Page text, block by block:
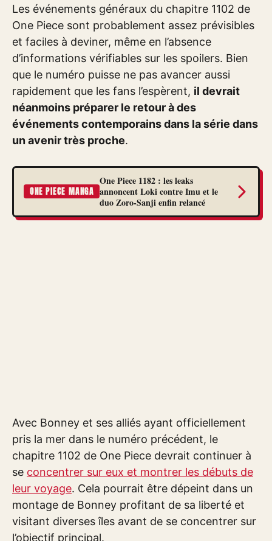
Les événements généraux du chapitre 1102 de
One Piece sont probablement assez prévisibles
et faciles à deviner, même en l’absence
d’informations vérifiables sur les spoilers. Bien
que le numéro puisse ne pas avancer aussi
rapidement que les fans l’espèrent, il devrait
néanmoins préparer le retour à des
événements contemporains dans la série dans
un avenir très proche.
ONE PIECE MANGA
One Piece 1182 : les leaks
annoncent Loki contre Imu et le
duo Zoro-Sanji enfin relancé
Avec Bonney et ses alliés ayant officiellement
pris la mer dans le numéro précédent, le
chapitre 1102 de One Piece devrait continuer à
se concentrer sur eux et montrer les débuts de
leur voyage. Cela pourrait être dépeint dans un
montage de Bonney profitant de sa liberté et
visitant diverses îles avant de se concentrer sur
l’objectif principal.